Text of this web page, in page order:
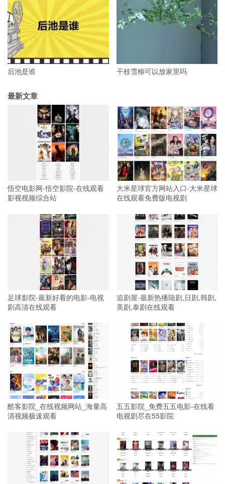
后池是谁 干枝雪柳可以放家里吗
最新文章
悟空电影网-悟空影院-在线观看
影视视频综合站
大米星球官方网站入口-大米星球
在线观看免费版电视剧
足球影院-最新好看的电影-电视
剧高清在线观看
追剧屋-最新热播陆剧,日剧,韩剧,
美剧,泰剧在线观看
酷客影院_在线视频网站_海量高
清视频极速观看
五五影院_免费五五电影-在线看
电视剧尽在55影院